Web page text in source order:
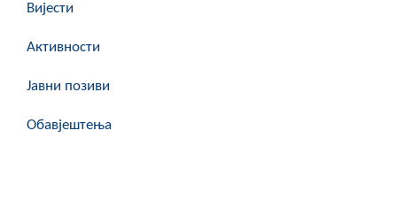
Вијести
Активности
Јавни позиви
Обавјештења